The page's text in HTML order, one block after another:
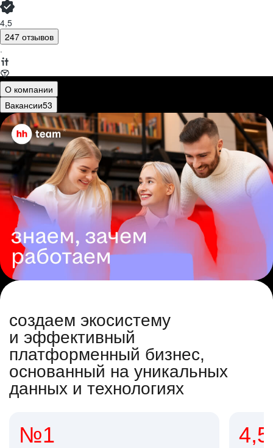
4,5
247 отзывов
·
О компании
Вакансии53
создаем экосистему
и эффективный
платформенный бизнес,
основанный на уникальных
данных и технологиях
№1 4,5